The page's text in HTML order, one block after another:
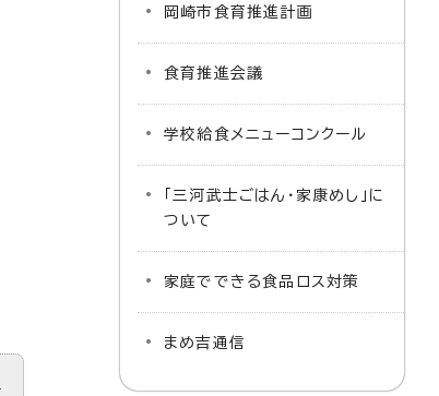
岡崎市食育推進計画
食育推進会議
学校給食メニューコンクール
「三河武士ごはん・家康めし」に
ついて
家庭でできる食品ロス対策
まめ吉通信